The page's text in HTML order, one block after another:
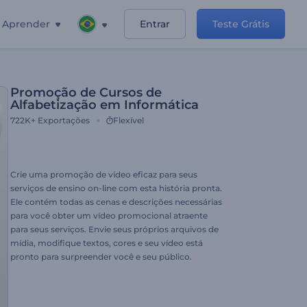
Aprender Entrar Teste Grátis
Promoção de Cursos de
Alfabetização em Informática
722K+ Exportações Flexível
Crie uma promoção de vídeo eficaz para seus
serviços de ensino on-line com esta história pronta.
Ele contém todas as cenas e descrições necessárias
para você obter um vídeo promocional atraente
para seus serviços. Envie seus próprios arquivos de
mídia, modifique textos, cores e seu vídeo está
pronto para surpreender você e seu público.